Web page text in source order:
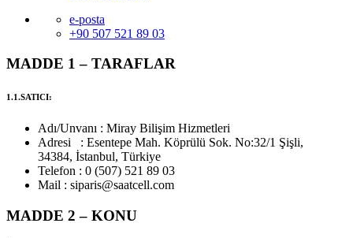
e-posta
+90 507 521 89 03
MADDE 1 – TARAFLAR
1.1.SATICI:
Adı/Unvanı : Miray Bilişim Hizmetleri
Adresi : Esentepe Mah. Köprülü Sok. No:32/1 Şişli,
34384, İstanbul, Türkiye
Telefon : 0 (507) 521 89 03
Mail : siparis@saatcell.com
MADDE 2 – KONU